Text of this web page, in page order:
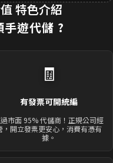
特色介紹
手遊代儲 ?
🧾
有發票可開統編
市面 95% 代儲商！正規公司經
，開立發票更安心，消費有憑有
據。